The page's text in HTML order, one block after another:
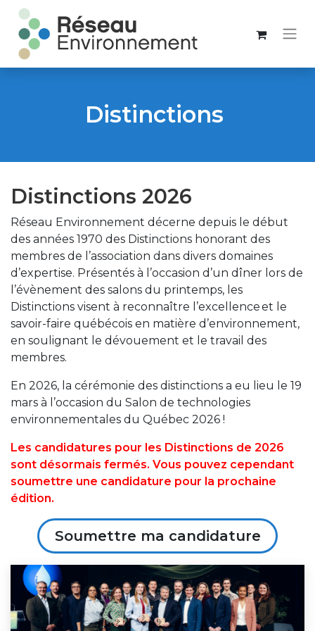
Distinctions
Distinctions 2026
Réseau Environnement décerne depuis le début
des années 1970 des Distinctions honorant des
membres de l’association dans divers domaines
d’expertise. Présentés à l’occasion d’un dîner lors de
l’évènement des salons du printemps, les
Distinctions visent à reconnaître l’excellence et le
savoir-faire québécois en matière d’environnement,
en soulignant le dévouement et le travail des
membres.
En 2026, la cérémonie des distinctions a eu lieu le 19
mars à l’occasion du Salon de technologies
environnementales du Québec 2026 !
Les candidatures pour les Distinctions de 2026
sont désormais fermés. Vous pouvez cependant
soumettre une candidature pour la prochaine
édition.
Soumettre ma candidature